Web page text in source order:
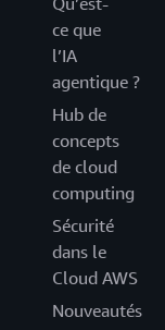
ce que
l’IA
agentique ?
Hub de
concepts
de cloud
computing
Sécurité
dans le
Cloud AWS
Nouveautés